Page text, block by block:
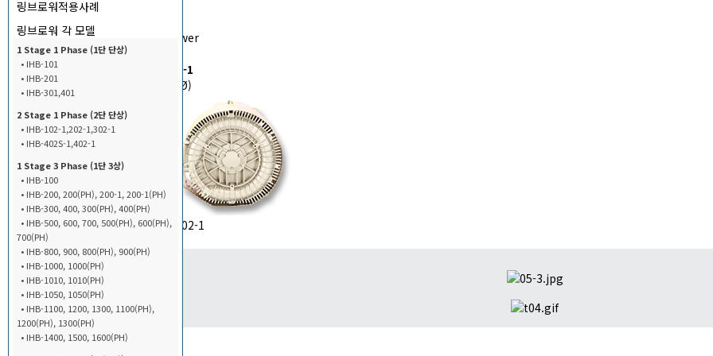
링브로워적용사례
링브로워 각 모델
1 Stage 1 Phase (1단 단상)
• IHB-101
• IHB-201
• IHB-301,401
2 Stage 1 Phase (2단 단상)
• IHB-102-1,202-1,302-1
• IHB-402S-1,402-1
1 Stage 3 Phase (1단 3상)
• IHB-100
• IHB-200, 200(PH), 200-1, 200-1(PH)
• IHB-300, 400, 300(PH), 400(PH)
• IHB-500, 600, 700, 500(PH), 600(PH),
700(PH)
• IHB-800, 900, 800(PH), 900(PH)
• IHB-1000, 1000(PH)
• IHB-1010, 1010(PH)
• IHB-1050, 1050(PH)
• IHB-1100, 1200, 1300, 1100(PH),
1200(PH), 1300(PH)
• IHB-1400, 1500, 1600(PH)
4단 3상
Specialized Blower
2단 단상
IHB-402S-1, 402-1
Single Phase (1Ø)